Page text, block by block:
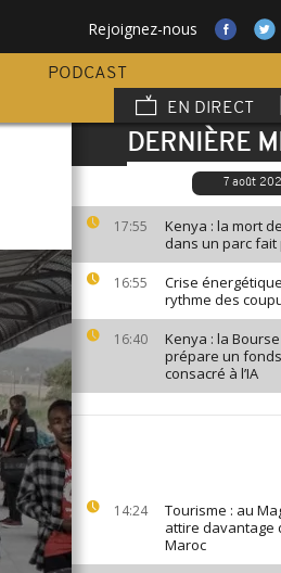
Rejoignez-nous
PODCAST
EN DIRECT
DERNIÈRE
7 août
17:55
Kenya : la mort
dans un parc fait
16:55
Crise
rythme des
16:40
Kenya : la
prépare un
consacré à l’IA
14:24
Tourisme : au
attire davantage
Maroc